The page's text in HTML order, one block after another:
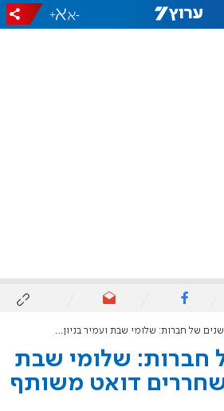
-
+
של חברות: שלומי שבת ועמיר בניון משחררים דואט משותף ראשון
חברות: שלומי שבת
דואט משותף